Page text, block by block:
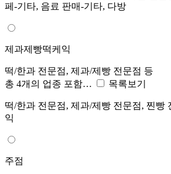
페-기타, 음료 판매-기타, 다방
제과제빵떡케익
떡/한과 전문점, 제과/제빵 전문점 등
총 4개의 업종 포함…
목록보기
떡/한과 전문점, 제과/제빵 전문점, 찐빵
익
주점